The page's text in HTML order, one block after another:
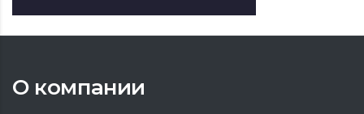
О компании